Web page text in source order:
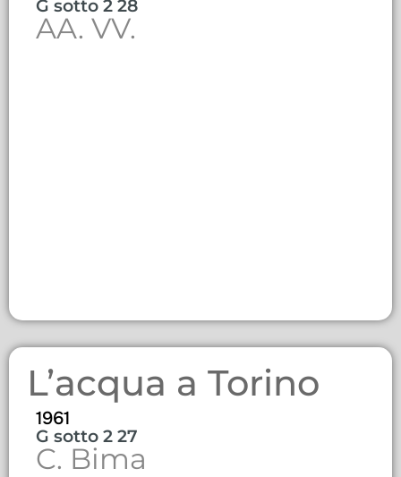
G sotto 2 28
AA. VV.
L’acqua a Torino
1961
G sotto 2 27
C. Bima